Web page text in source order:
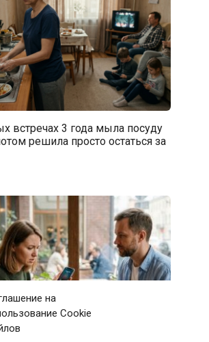
на
Cookie
встречах 3 года мыла посуду
решила просто остаться за